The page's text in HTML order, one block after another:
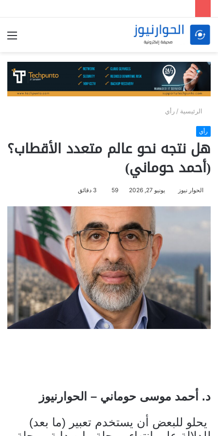
الرئيسية / رأي
رأي
هل نتجه نحو عالم متعدد الأقطاب؟
(أحمد حوماني)
الحوار نيوز يونيو 27, 2026 59
د. أحمد موسى حوماني – الحوارنيوز
يحلو للبعض أن يستخدم تعبير (ما بعد)